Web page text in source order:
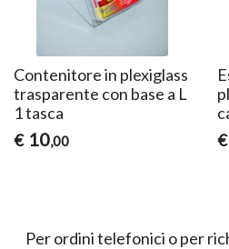
Contenitore in plexiglass
trasparente con base a L
1 tasca
€ 10,00
€
Per ordini telefonici o per